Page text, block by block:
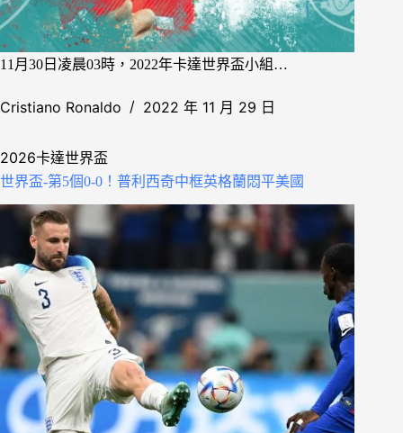
11月30日凌晨03時，2022年卡達世界盃小組…
Cristiano Ronaldo 2022 年 11 月 29 日
2026卡達世界盃
世界盃-第5個0-0！普利西奇中框英格蘭悶平美國